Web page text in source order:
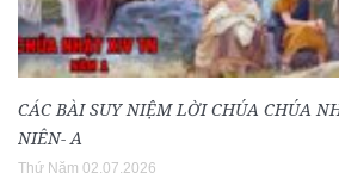
CÁC BÀI SUY NIỆM LỜI CHÚA CHÚA
NIÊN- A
Thứ Năm 02.07.2026